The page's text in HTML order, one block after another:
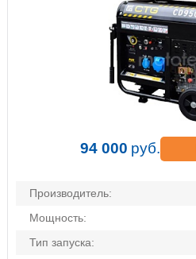
94 000 руб.
Производитель:
Мощность:
Тип запуска: